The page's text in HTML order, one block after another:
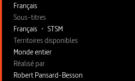
Français
Sous-titres
Français • STSM
Territoires disponibles
Monde entier
Fiche technique section droite
Réalisé par
Robert Pansard-Besson